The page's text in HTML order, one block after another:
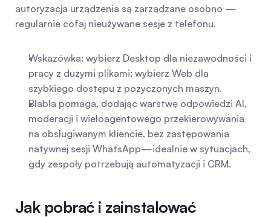
autoryzacja urządzenia są zarządzane osobno —
regularnie cofaj nieużywane sesje z telefonu.
Wskazówka: wybierz Desktop dla niezawodności i
pracy z dużymi plikami; wybierz Web dla
szybkiego dostępu z pożyczonych maszyn.
Blabla pomaga, dodając warstwę odpowiedzi AI,
moderacji i wieloagentowego przekierowywania
na obsługiwanym kliencie, bez zastępowania
natywnej sesji WhatsApp—idealnie w sytuacjach,
gdy zespoły potrzebują automatyzacji i CRM.
Jak pobrać i zainstalować